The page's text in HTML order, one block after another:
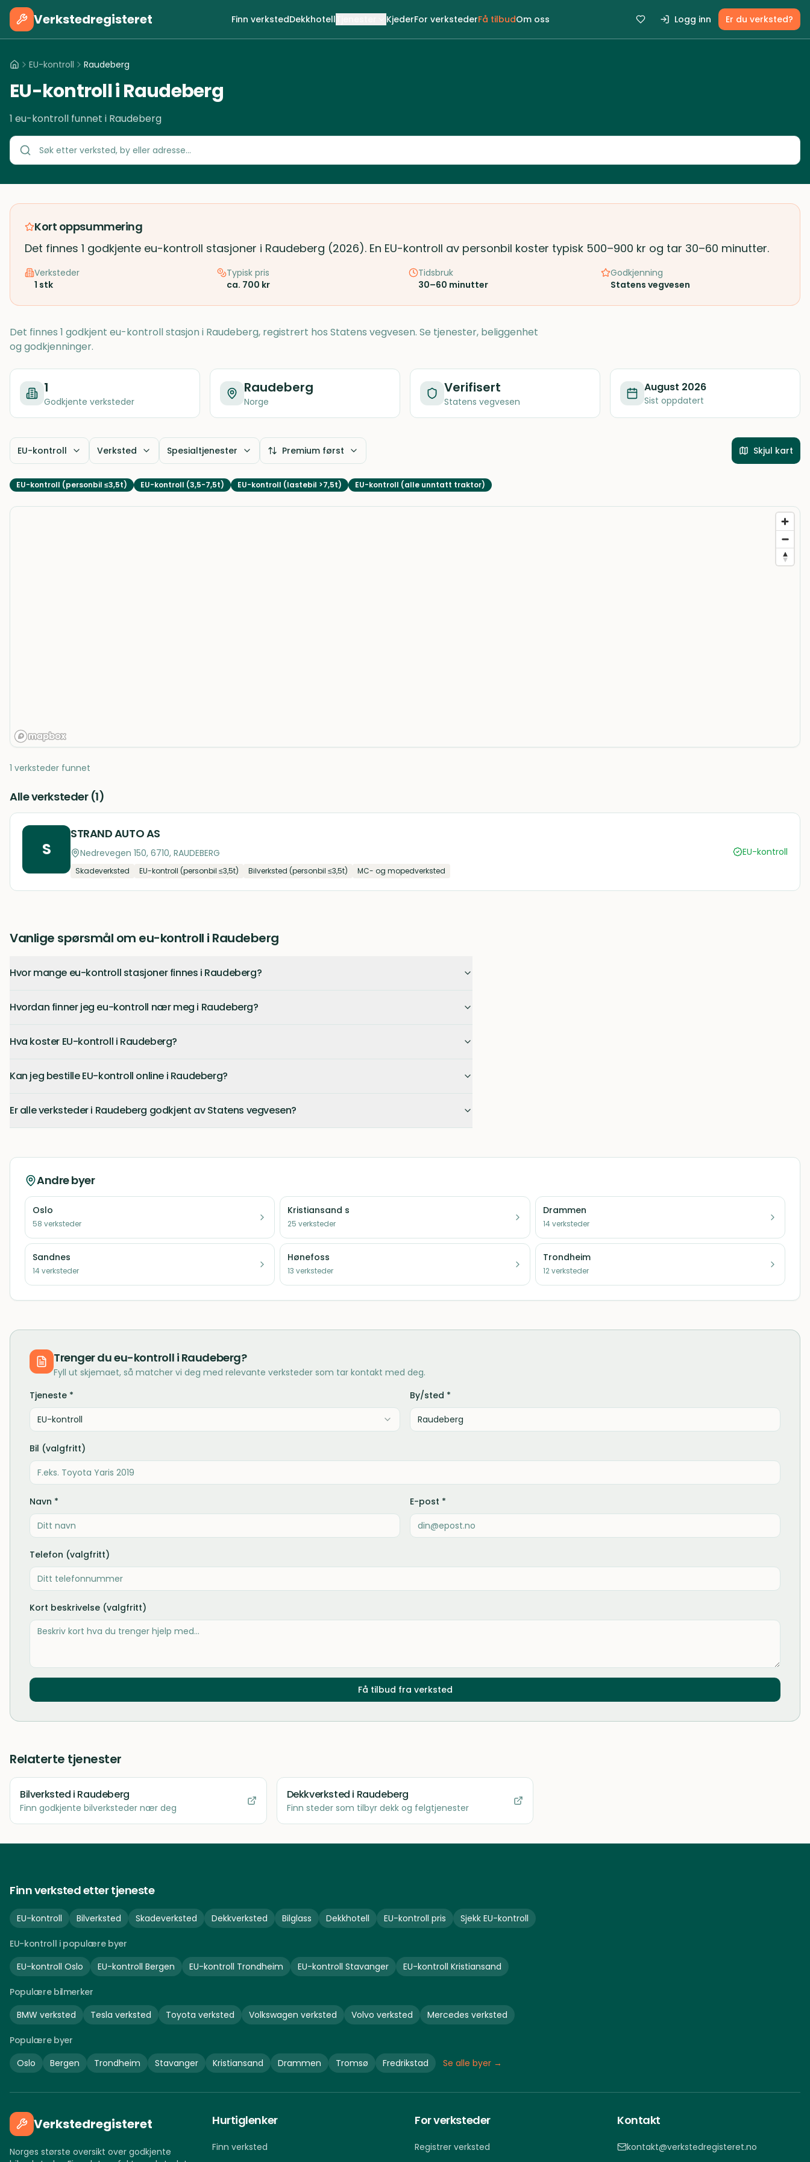
Verkstedregisteret Finn verkstedDekkhotell KjederFor verkstederFå tilbudOm oss Logg inn Er du verksted?
EU-kontroll Raudeberg
EU-kontroll i Raudeberg
1 eu-kontroll funnet i Raudeberg
Kort oppsummering
Det finnes 1 godkjente eu-kontroll stasjoner i Raudeberg (2026). En EU-kontroll av personbil koster typisk 500–900 kr og tar 30–60 minutter.
Verksteder
1 stk
Typisk pris
ca. 700 kr
Tidsbruk
30–60 minutter
Godkjenning
Statens vegvesen
Det finnes 1 godkjent eu-kontroll stasjon i Raudeberg, registrert hos Statens vegvesen. Se tjenester, beliggenhet
og godkjenninger.
1
Godkjente verksteder
Raudeberg
Norge
Verifisert
Statens vegvesen
August 2026
Sist oppdatert
EU-kontroll Verksted Spesialtjenester Premium først Skjul kart
EU-kontroll (personbil ≤3,5t) EU-kontroll (3,5-7,5t) EU-kontroll (lastebil >7,5t) EU-kontroll (alle unntatt traktor)
1 verksteder funnet
Alle verksteder (1)
S
STRAND AUTO AS
Nedrevegen 150, 6710, RAUDEBERG
Skadeverksted EU-kontroll (personbil ≤3,5t) Bilverksted (personbil ≤3,5t) MC- og mopedverksted
EU-kontroll
Vanlige spørsmål om eu-kontroll i Raudeberg
Hvor mange eu-kontroll stasjoner finnes i Raudeberg?
Hvordan finner jeg eu-kontroll nær meg i Raudeberg?
Hva koster EU-kontroll i Raudeberg?
Kan jeg bestille EU-kontroll online i Raudeberg?
Er alle verksteder i Raudeberg godkjent av Statens vegvesen?
Andre byer
Oslo
58 verksteder
Kristiansand s
25 verksteder
Drammen
14verksteder
Sandnes
14verksteder
Hønefoss
13 verksteder
Trondheim
12verksteder
Trenger dueu-kontroll i Raudeberg?
Fyll ut skjemaet, så matcher vi deg med relevante verksteder som tar kontakt med deg.
Tjeneste *
EU-kontroll
By/sted *
Bil (valgfritt)
Navn * E-post *
Telefon (valgfritt)
Kort beskrivelse (valgfritt)
Få tilbud fra verksted
Relaterte tjenester
Bilverksted i Raudeberg
Finn godkjente bilverksteder nær deg
Dekkverksted i Raudeberg
Finn steder som tilbyr dekk og felgtjenester
Finn verksted etter tjeneste
EU-kontroll Bilverksted Skadeverksted Dekkverksted Bilglass Dekkhotell EU-kontroll pris Sjekk EU-kontroll
EU-kontroll i populære byer
EU-kontroll Oslo EU-kontroll Bergen EU-kontroll Trondheim EU-kontroll Stavanger EU-kontroll Kristiansand
Populære bilmerker
BMW verksted Tesla verksted Toyota verksted Volkswagen verksted Volvo verksted Mercedes verksted
Populære byer
Oslo
Bergen Trondheim Stavanger Kristiansand Drammen Tromsø Fredrikstad Se alle byer →
Verkstedregisteret
Norges største oversikt over godkjente
Hurtiglenker
Finn verksted
For verksteder
Registrer verksted
Kontakt
kontakt@verkstedregisteret.no